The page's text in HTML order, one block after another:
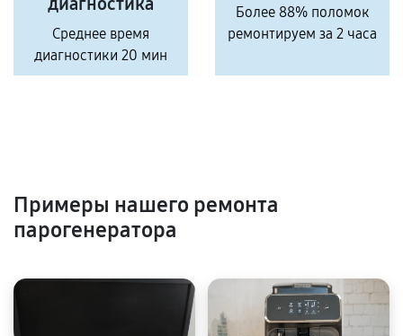
Среднее время
диагностики 20 мин
Более 88% поломок
ремонтируем за 2 часа
Примеры нашего ремонта
парогенератора